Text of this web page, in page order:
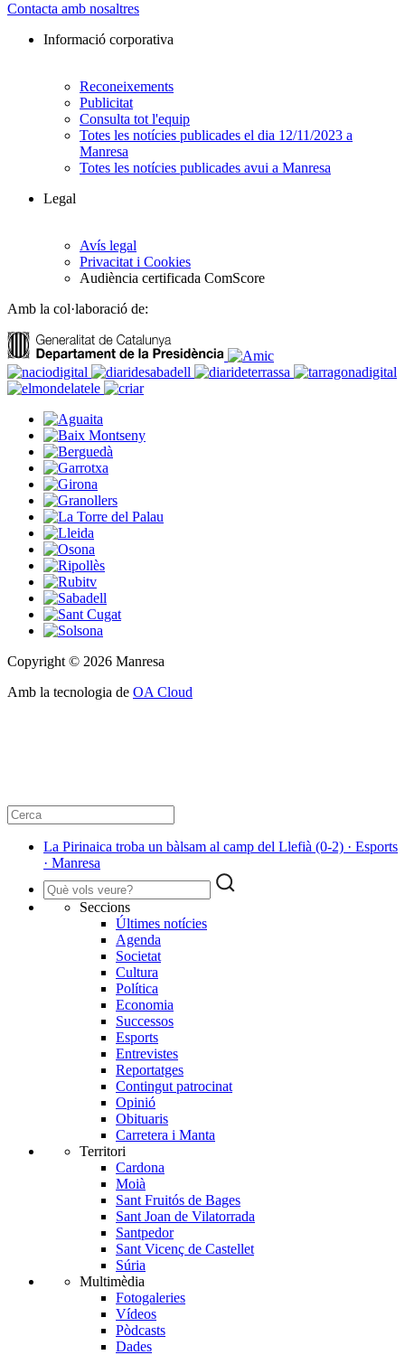
Contacta amb nosaltres
Informació corporativa
Reconeixements
Publicitat
Consulta tot l'equip
Totes les notícies publicades el dia 12/11/2023 a
Manresa
Totes les notícies publicades avui a Manresa
Legal
Avís legal
Privacitat i Cookies
Audiència certificada ComScore
Amb la col·laboració de:
Copyright © 2026 Manresa
Amb la tecnologia de OA Cloud
La Pirinaica troba un bàlsam al camp del Llefià (0-2) · Esports
· Manresa
Seccions
Últimes notícies
Agenda
Societat
Cultura
Política
Economia
Successos
Esports
Entrevistes
Reportatges
Contingut patrocinat
Opinió
Obituaris
Carretera i Manta
Territori
Cardona
Moià
Sant Fruitós de Bages
Sant Joan de Vilatorrada
Santpedor
Sant Vicenç de Castellet
Súria
Multimèdia
Fotogaleries
Vídeos
Pòdcasts
Dades